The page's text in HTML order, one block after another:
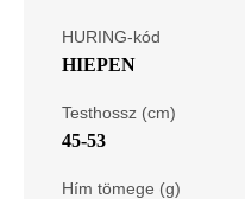
HURING-kód
HIEPEN
Testhossz (cm)
45-53
Hím tömege (g)